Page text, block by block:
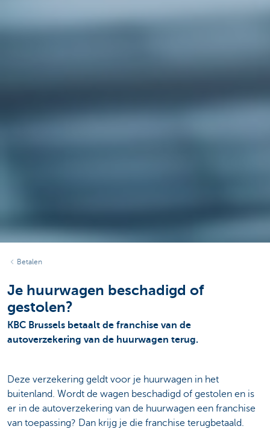
Betalen
Je huurwagen beschadigd of
gestolen?
KBC Brussels betaalt de franchise van de
autoverzekering van de huurwagen terug.
Deze verzekering geldt voor je huurwagen in het
buitenland. Wordt de wagen beschadigd of gestolen en is
er in de autoverzekering van de huurwagen een franchise
van toepassing? Dan krijg je die franchise terugbetaald.